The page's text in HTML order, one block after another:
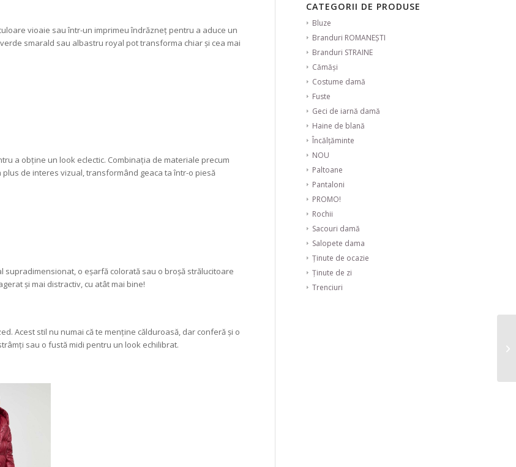
vioaie sau într-un imprimeu îndrăzneț pentru a aduce un
smarald sau albastru royal pot transforma chiar și cea mai
a obține un look eclectic. Combinația de materiale precum
de interes vizual, transformând geaca ta într-o piesă
supradimensionat, o eșarfă colorată sau o broșă strălucitoare
și mai distractiv, cu atât mai bine!
Acest stil nu numai că te menține călduroasă, dar conferă și o
sau o fustă midi pentru un look echilibrat.
CATEGORII DE PRODUSE
Bluze
Branduri ROMANEȘTI
Branduri STRAINE
Cămăși
Costume damă
Fuste
Geci de iarnă damă
Haine de blană
Încălțăminte
NOU
Paltoane
Pantaloni
PROMO!
Rochii
Sacouri damă
Salopete dama
Ținute de ocazie
Ținute de zi
Trenciuri